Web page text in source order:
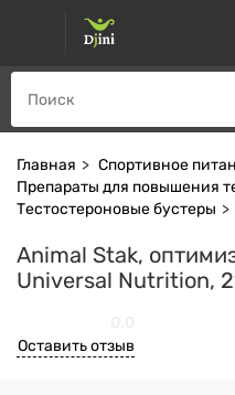
Главная
Спортивное
Препараты для повышения
Тестостероновые бустеры
Animal Stak,
Universal Nutrition,
Оставить отзыв